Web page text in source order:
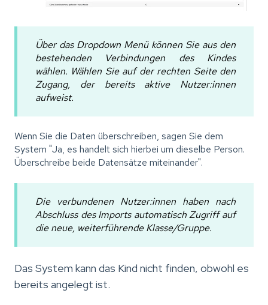
Über das Dropdown Menü können Sie aus den
bestehenden Verbindungen des Kindes
wählen. Wählen Sie auf der rechten Seite den
Zugang, der bereits aktive Nutzer:innen
aufweist.
Wenn Sie die Daten überschreiben, sagen Sie dem
System "Ja, es handelt sich hierbei um dieselbe Person.
Überschreibe beide Datensätze miteinander".
Die verbundenen Nutzer:innen haben nach
Abschluss des Imports automatisch Zugriff auf
die neue, weiterführende Klasse/Gruppe.
Das System kann das Kind nicht finden, obwohl es
bereits angelegt ist.